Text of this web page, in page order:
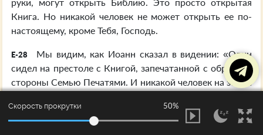
Книга. Но никакой человек не может открыть ее по-
настоящему, кроме Тебя, Господь.
E-28
Мы видим, как Иоанн сказал в видении: «Один
сидел на престоле с Книгой, запечатанной с обратной
стороны Семью Печатями. И никакой человек на земле
открыть Книгу или снять Печати. Но Один, Агнец,
блеявший Агнец, закланный от основания мира,
Скорость прокрутки 50%